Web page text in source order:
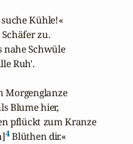
Kühle!«
Schäfer zu.
nahe Schwüle
Ruh'.
Morgenglanze
Blume hier,
pflückt zum Kranze
4 Blüthen dir.«